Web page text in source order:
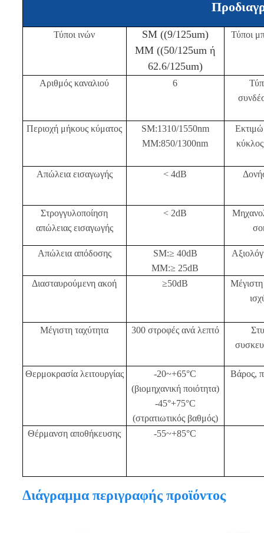
Τύποι ινών
SM ((9/125um)
ΜΜ ((50/125um ή
62.6/125um)
Τύποι
Αριθμός καναλιού 6
Περιοχή μήκους κύματος
SM:1310/1550nm
MM:850/1300nm
Απώλεια εισαγωγής < 4dB
Στρογγυλοποίηση
απώλειας εισαγωγής
< 2dB
Απώλεια απόδοσης
SM:≥ 40dB
ΜΜ:≥ 25dB
Διασταυρούμενη ακοή ≥50dB
Μέγιστη
Μέγιστη ταχύτητα 300 στροφές ανά λεπτό
Θερμοκρασία λειτουργίας
-20~+65°C
(βιομηχανική ποιότητα)
-45°+75°C
(στρατιωτικός βαθμός)
Βάρος,
Θέρμανση αποθήκευσης -55~+85°C
Διάγραμμα περιγραφής προϊόντος